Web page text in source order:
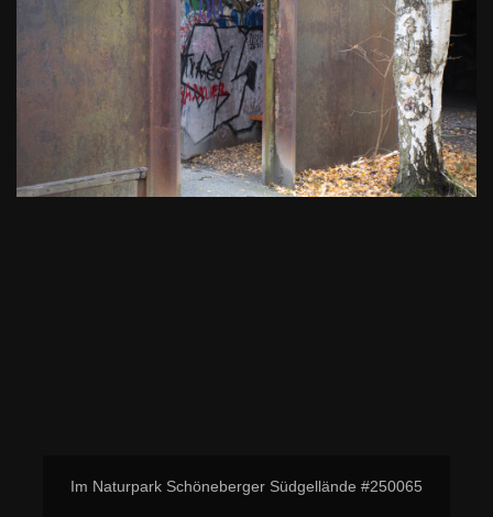
Im Naturpark Schöneberger Südgellände #250065